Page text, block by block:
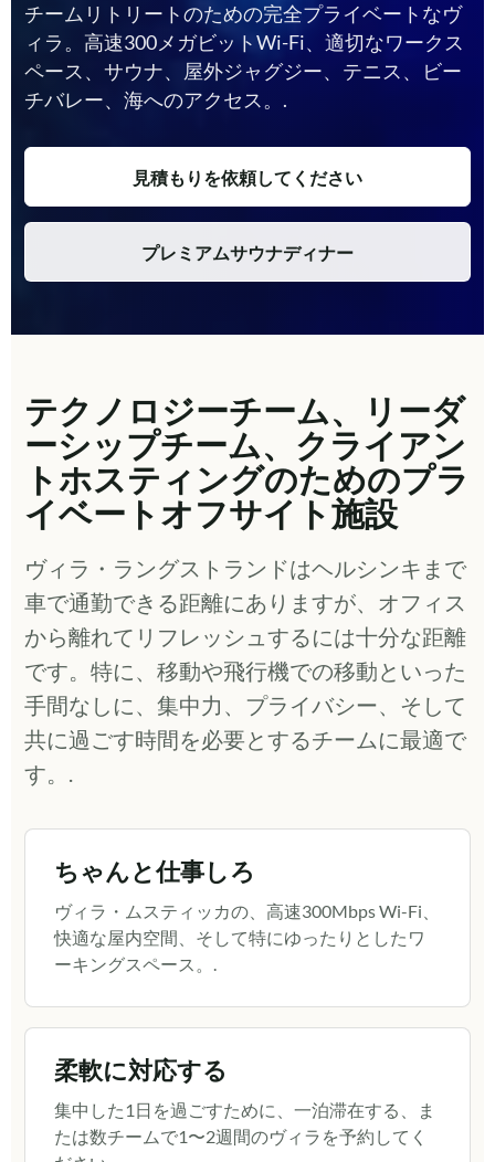
チームリトリートのための完全プライベートなヴ
ィラ。高速300メガビットWi-Fi、適切なワークス
ペース、サウナ、屋外ジャグジー、テニス、ビー
チバレー、海へのアクセス。.
見積もりを依頼してください
プレミアムサウナディナー
テクノロジーチーム、リーダ
ーシップチーム、クライアン
トホスティングのためのプラ
イベートオフサイト施設
ヴィラ・ラングストランドはヘルシンキまで
車で通勤できる距離にありますが、オフィス
から離れてリフレッシュするには十分な距離
です。特に、移動や飛行機での移動といった
手間なしに、集中力、プライバシー、そして
共に過ごす時間を必要とするチームに最適で
す。.
ちゃんと仕事しろ
ヴィラ・ムスティッカの、高速300Mbps Wi-Fi、
快適な屋内空間、そして特にゆったりとしたワ
ーキングスペース。.
柔軟に対応する
集中した1日を過ごすために、一泊滞在する、ま
たは数チームで1〜2週間のヴィラを予約してく